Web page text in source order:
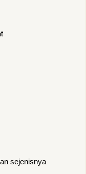
sejenisnya